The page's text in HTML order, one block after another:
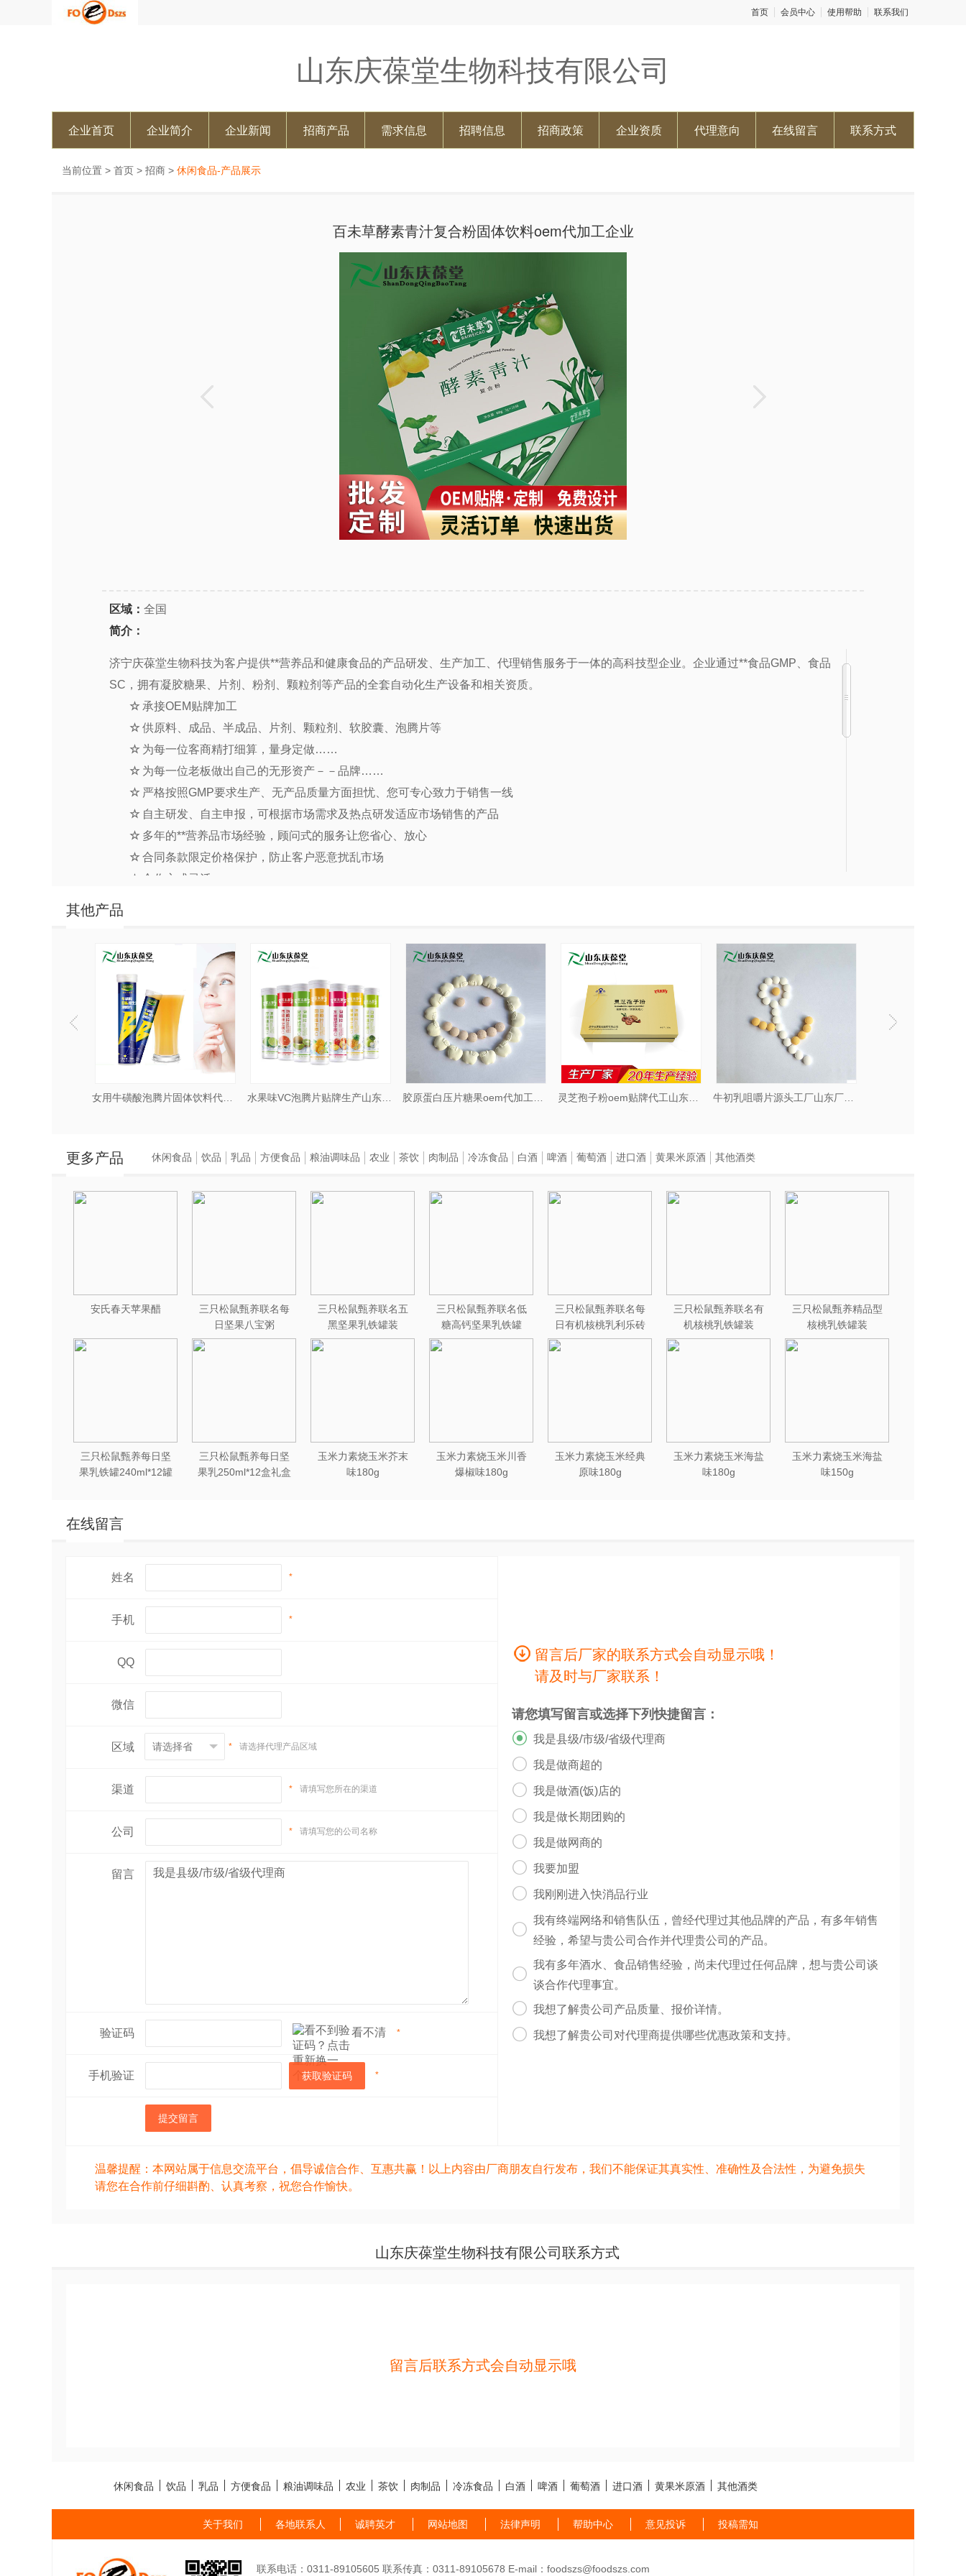
首页 会员中心 使用帮助 联系我们
山东庆葆堂生物科技有限公司
企业首页 企业简介 企业新闻 招商产品 需求信息 招聘信息 招商政策 企业资质 代理意向 在线留言 联系方式
当前位置 > 首页 > 招商 > 休闲食品-产品展示
百未草酵素青汁复合粉固体饮料oem代加工企业
区域： 全国
简介：
济宁庆葆堂生物科技为客户提供**营养品和健康食品的产品研发、生产加工、代理销售服务于一体的高科技型企业。企业通过**食品GMP 、食品
SC ，拥有凝胶糖果、片剂、粉剂、颗粒剂等产品的全套自动化生产设备和相关资质。
☆ 承接OEM贴牌加工
☆ 供原料、成品、半成品、片剂、颗粒剂、软胶囊、泡腾片等
☆ 为每一位客商精打细算，量身定做……
☆ 为每一位老板做出自己的无形资产－－品牌……
☆ 严格按照GMP要求生产、无产品质量方面担忧、您可专心致力于销售一线
☆ 自主研发、自主申报，可根据市场需求及热点研发适应市场销售的产品
☆ 多年的**营养品市场经验，顾问式的服务让您省心、放心
☆合同条款限定价格保护，防止客户恶意扰乱市场
☆
合作方式灵活
其他产品
更多产品
安氏春天苹果醋
三只松鼠甄养联名每
日坚果八宝粥
330g*12罐礼盒装
三只松鼠甄养联名五
黑坚果乳铁罐装
240ml*20罐彩箱装
三只松鼠甄养联名低
糖高钙坚果乳铁罐
240ml*12罐礼盒装
三只松鼠甄养联名每
日有机核桃乳利乐砖
250ml*12盒木盒装
三只松鼠甄养联名有
机核桃乳铁罐装
240ml*12罐礼盒
三只松鼠甄养精品型
核桃乳铁罐装
240ml*12罐
三只松鼠甄养每日坚
果乳铁罐240ml*12罐
三只松鼠甄养每日坚
果乳250ml*12盒礼盒
玉米力素烧玉米芥末
味180g
玉米力素烧玉米川香
爆椒味180g
玉米力素烧玉米经典
原味180g
玉米力素烧玉米海盐
味180g
玉米力素烧玉米海盐
味150g
休闲食品 饮品 乳品 方便食品 粮油调味品 农业 茶饮 肉制品 冷冻食品 白酒 啤酒 葡萄酒 进口酒 黄果米原酒 其他酒类
在线留言
姓名 *
手机 *
QQ
微信
区域 * 请选择代理产品区域
渠道 * 请填写您所在的渠道
公司 * 请填写您的公司名称
留言
验证码 看不清 *
手机验证 获取验证码 *
提交留言
留言后厂家的联系方式会自动显示哦！
请及时与厂家联系！
请您填写留言或选择下列快捷留言：
 我是县级/市级/省级代理商
 我是做商超的
 我是做酒(饭)店的
 我是做长期团购的
 我是做网商的
 我要加盟
 我刚刚进入快消品行业

我有终端网络和销售队伍，曾经代理过其他品牌的产品，有多年销售
经验，希望与贵公司合作并代理贵公司的产品。

我有多年酒水、食品销售经验，尚未代理过任何品牌，想与贵公司谈
谈合作代理事宜。
 我想了解贵公司产品质量、报价详情。
 我想了解贵公司对代理商提供哪些优惠政策和支持。
温馨提醒：本网站属于信息交流平台，倡导诚信合作、互惠共赢！以上内容由厂商朋友自行发布，我们不能保证其真实性、准确性及合法性，为避免损失
请您在合作前仔细斟酌、认真考察，祝您合作愉快。
山东庆葆堂生物科技有限公司联系方式
留言后联系方式会自动显示哦
休闲食品 饮品 乳品 方便食品 粮油调味品 农业 茶饮 肉制品 冷冻食品 白酒 啤酒 葡萄酒 进口酒 黄果米原酒 其他酒类
关于我们 各地联系人 诚聘英才 网站地图 法律声明 帮助中心 意见投诉 投稿需知
联系电话：0311-89105605 联系传真：0311-89105678 E-mail：foodszs@foodszs.com